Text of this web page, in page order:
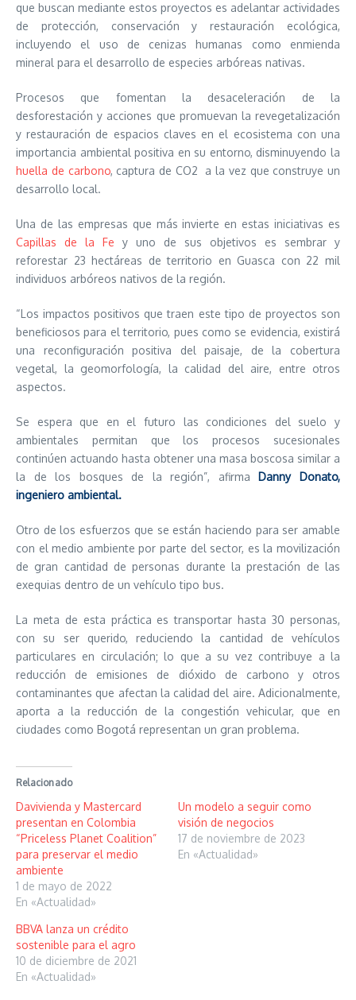
que buscan mediante estos proyectos es adelantar actividades
de protección, conservación y restauración ecológica,
incluyendo el uso de cenizas humanas como enmienda
mineral para el desarrollo de especies arbóreas nativas.
Procesos que fomentan la desaceleración de la
desforestación y acciones que promuevan la revegetalización
y restauración de espacios claves en el ecosistema con una
importancia ambiental positiva en su entorno, disminuyendo la
huella de carbono, captura de CO2 a la vez que construye un
desarrollo local.
Una de las empresas que más invierte en estas iniciativas es
Capillas de la Fe y uno de sus objetivos es sembrar y
reforestar 23 hectáreas de territorio en Guasca con 22 mil
individuos arbóreos nativos de la región.
“Los impactos positivos que traen este tipo de proyectos son
beneficiosos para el territorio, pues como se evidencia, existirá
una reconfiguración positiva del paisaje, de la cobertura
vegetal, la geomorfología, la calidad del aire, entre otros
aspectos.
Se espera que en el futuro las condiciones del suelo y
ambientales permitan que los procesos sucesionales
continúen actuando hasta obtener una masa boscosa similar a
la de los bosques de la región”, afirma Danny Donato,
ingeniero ambiental.
Otro de los esfuerzos que se están haciendo para ser amable
con el medio ambiente por parte del sector, es la movilización
de gran cantidad de personas durante la prestación de las
exequias dentro de un vehículo tipo bus.
La meta de esta práctica es transportar hasta 30 personas,
con su ser querido, reduciendo la cantidad de vehículos
particulares en circulación; lo que a su vez contribuye a la
reducción de emisiones de dióxido de carbono y otros
contaminantes que afectan la calidad del aire. Adicionalmente,
aporta a la reducción de la congestión vehicular, que en
ciudades como Bogotá representan un gran problema.
Relacionado
Davivienda y Mastercard
presentan en Colombia
“Priceless Planet Coalition”
para preservar el medio
ambiente
1 de mayo de 2022
En «Actualidad»
Un modelo a seguir como
visión de negocios
17 de noviembre de 2023
En «Actualidad»
BBVA lanza un crédito
sostenible para el agro
10 de diciembre de 2021
En «Actualidad»